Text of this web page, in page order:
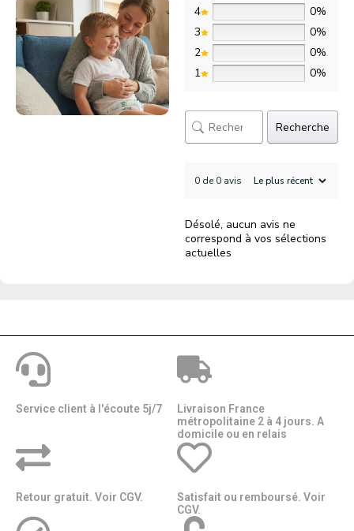
4
0%
3
0%
2
0%
1
0%
Recherche
0 de 0 avis
Désolé, aucun avis ne
correspond à vos sélections
actuelles
Service client à l'écoute 5j/7
Livraison France
métropolitaine 2 à 4 jours. A
domicile ou en relais​​
Retour gratuit. Voir CGV.
Satisfait ou remboursé. Voir
CGV.